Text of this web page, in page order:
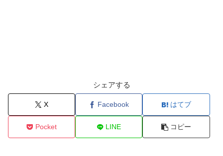
シェアする
X Facebook はてブ
Pocket LINE コピー